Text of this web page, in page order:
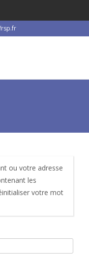
ou votre adresse
les
votre mot